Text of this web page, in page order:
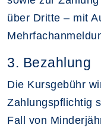
über Dritte – mit
3. Bezahlung
Die Kursgebühr
Zahlungspflichtig
Fall von